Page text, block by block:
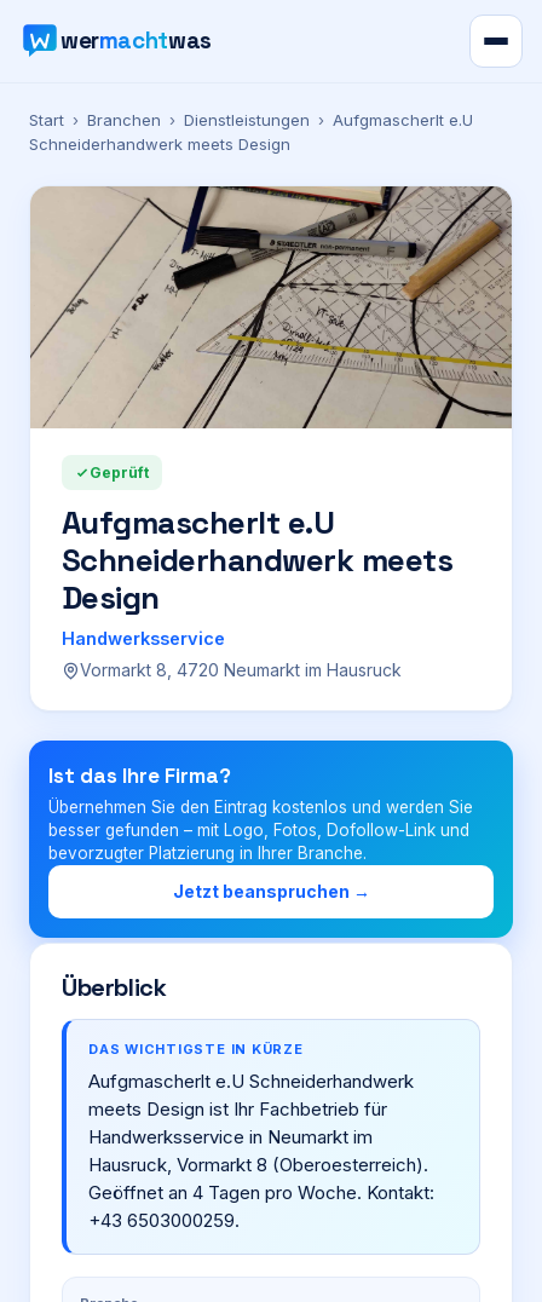
wermachtwas
Verzeichnis
Karte
Ratgeber
Werbung
Für Firmen
Firma eintragen
Start › Branchen › Dienstleistungen › Aufgmascherlt e.U
Schneiderhandwerk meets Design
Geprüft
Aufgmascherlt e.U
Schneiderhandwerk meets
Design
Handwerksservice
Vormarkt 8, 4720 Neumarkt im Hausruck
Ist das Ihre Firma?
Übernehmen Sie den Eintrag kostenlos und werden Sie
besser gefunden – mit Logo, Fotos, Dofollow-Link und
bevorzugter Platzierung in Ihrer Branche.
Jetzt beanspruchen →
Überblick
DAS WICHTIGSTE IN KÜRZE
Aufgmascherlt e.U Schneiderhandwerk
meets Design ist Ihr Fachbetrieb für
Handwerksservice in Neumarkt im
Hausruck, Vormarkt 8 (Oberoesterreich).
Geöffnet an 4 Tagen pro Woche. Kontakt:
+43 6503000259.